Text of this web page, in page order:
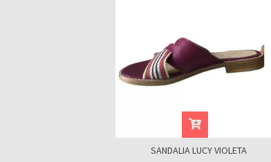
SANDALIA LUCY VIOLETA